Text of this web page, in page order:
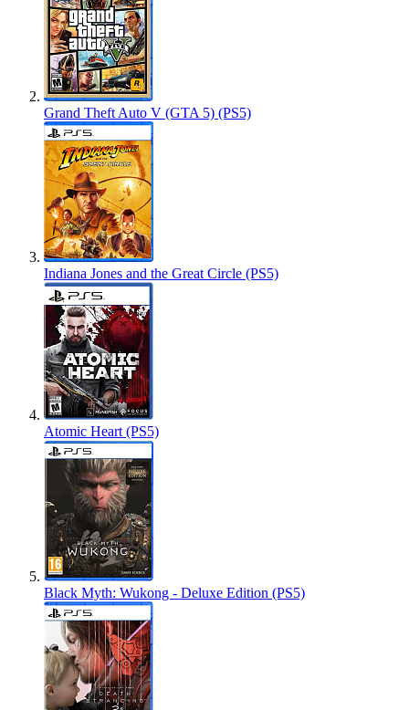
Grand Theft Auto V (GTA 5) (PS5)
Indiana Jones and the Great Circle (PS5)
Atomic Heart (PS5)
Black Myth: Wukong - Deluxe Edition (PS5)